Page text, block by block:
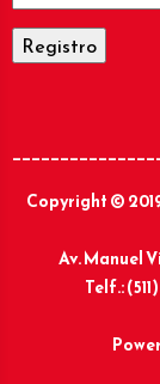
Copyright ©
Av. Manuel
Telf.: